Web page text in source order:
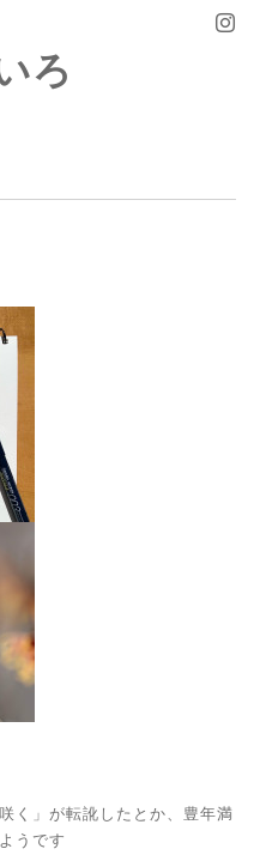
ろ
く」が転訛したとか、豊年満
うです